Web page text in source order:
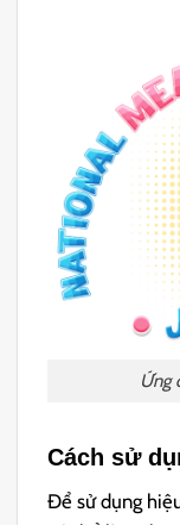
Ứng
Cách sử
Để sử dụng